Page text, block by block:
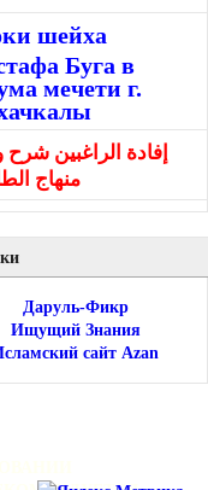
шейха
Буга в
мечети г.
إفادة الراغبين شرح
منهاج
Даруль-Фикр
Ищущий Знания
сайт Azan